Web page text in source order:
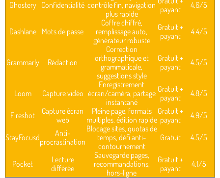
Ghostery Confidentialité contrôle fin, navigation
plus rapide
payant
4.6/5
Dashlane Mots de passe
Coffre chiffré,
remplissage auto,
générateur robuste
Gratuit +
payant
4.4/5
Grammarly Rédaction
Correction
orthographique et
grammaticale,
suggestions style
Gratuit +
payant
4.5/5
Loom Capture vidéo
Enregistrement
écran/caméra, partage
instantané
Gratuit +
payant
4.8/5
Fireshot
Capture écran
web
Pleine page, formats
multiples, édition rapide
Gratuit +
payant
4.9/5
StayFocusd
Anti-
procrastination
Blocage sites, quotas de
temps, défi anti-
contournement
Gratuit 4.5/5
Pocket
Lecture
différée
Sauvegarde pages,
recommandations,
hors-ligne
Gratuit +
payant
4.1/5